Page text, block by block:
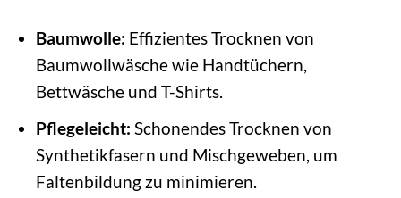
Baumwolle: Effizientes Trocknen von
Baumwollwäsche wie Handtüchern,
Bettwäsche und T-Shirts.
Pflegeleicht: Schonendes Trocknen von
Synthetikfasern und Mischgeweben, um
Faltenbildung zu minimieren.